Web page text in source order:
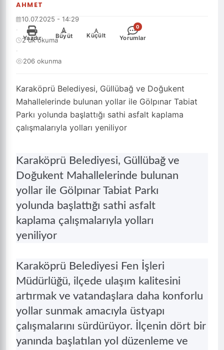
AHMET
Karaköprü Belediyesi, Güllübağ ve Doğukent
Mahallelerinde bulunan yollar ile Gölpınar Tabiat
Parkı yolunda başlattığı sathi asfalt kaplama
çalışmalarıyla yolları yeniliyor
10.07.2025 - 14:29
·
2 dk okuma
·
206 okunma
Yazdır
+
Büyüt
-
Küçült
0
Yorumlar
Karaköprü Belediyesi, Güllübağ ve
Doğukent Mahallelerinde bulunan
yollar ile Gölpınar Tabiat Parkı
yolunda başlattığı sathi asfalt
kaplama çalışmalarıyla yolları
yeniliyor
Karaköprü Belediyesi Fen İşleri
Müdürlüğü, ilçede ulaşım kalitesini
artırmak ve vatandaşlara daha konforlu
yollar sunmak amacıyla üstyapı
çalışmalarını sürdürüyor. İlçenin dört bir
yanında başlatılan yol düzenleme ve